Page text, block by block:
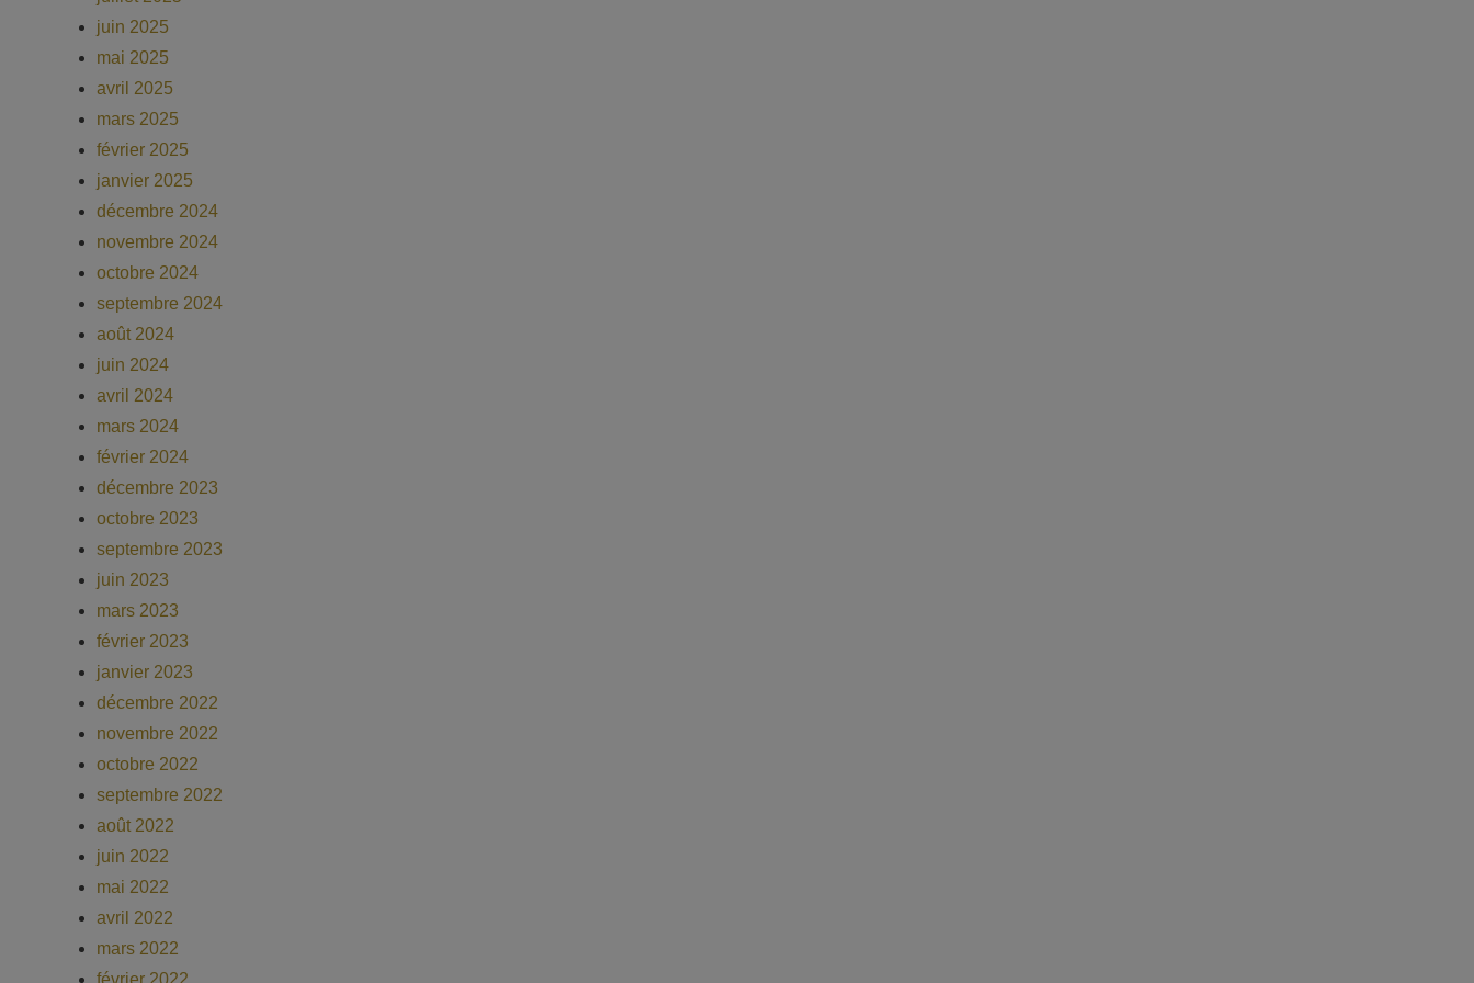
juin 2025
mai 2025
avril 2025
mars 2025
février 2025
janvier 2025
décembre 2024
novembre 2024
octobre 2024
septembre 2024
août 2024
juin 2024
avril 2024
mars 2024
février 2024
décembre 2023
octobre 2023
septembre 2023
juin 2023
mars 2023
février 2023
janvier 2023
décembre 2022
novembre 2022
octobre 2022
septembre 2022
août 2022
juin 2022
mai 2022
avril 2022
mars 2022